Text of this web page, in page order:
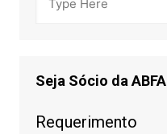
Seja Sócio da ABFA
Requerimento